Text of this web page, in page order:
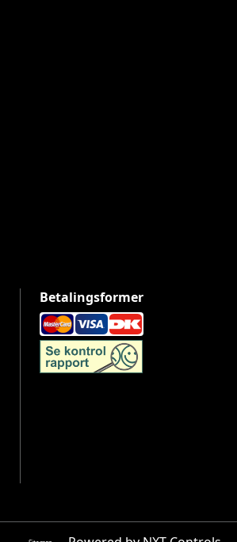
Betalingsformer